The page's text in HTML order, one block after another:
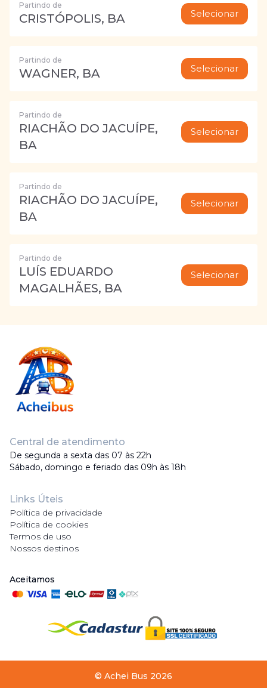
Partindo de
CRISTÓPOLIS, BA Selecionar
Partindo de
WAGNER, BA Selecionar
Partindo de
RIACHÃO DO JACUÍPE,
BA
Selecionar
Partindo de
RIACHÃO DO JACUÍPE,
BA
Selecionar
Partindo de
LUÍS EDUARDO
MAGALHÃES, BA
Selecionar
Central de atendimento
De segunda a sexta das 07 às 22h
Sábado, domingo e feriado das 09h às 18h
Links Úteis
Política de privacidade
Política de cookies
Termos de uso
Nossos destinos
Aceitamos
© Achei Bus 2026